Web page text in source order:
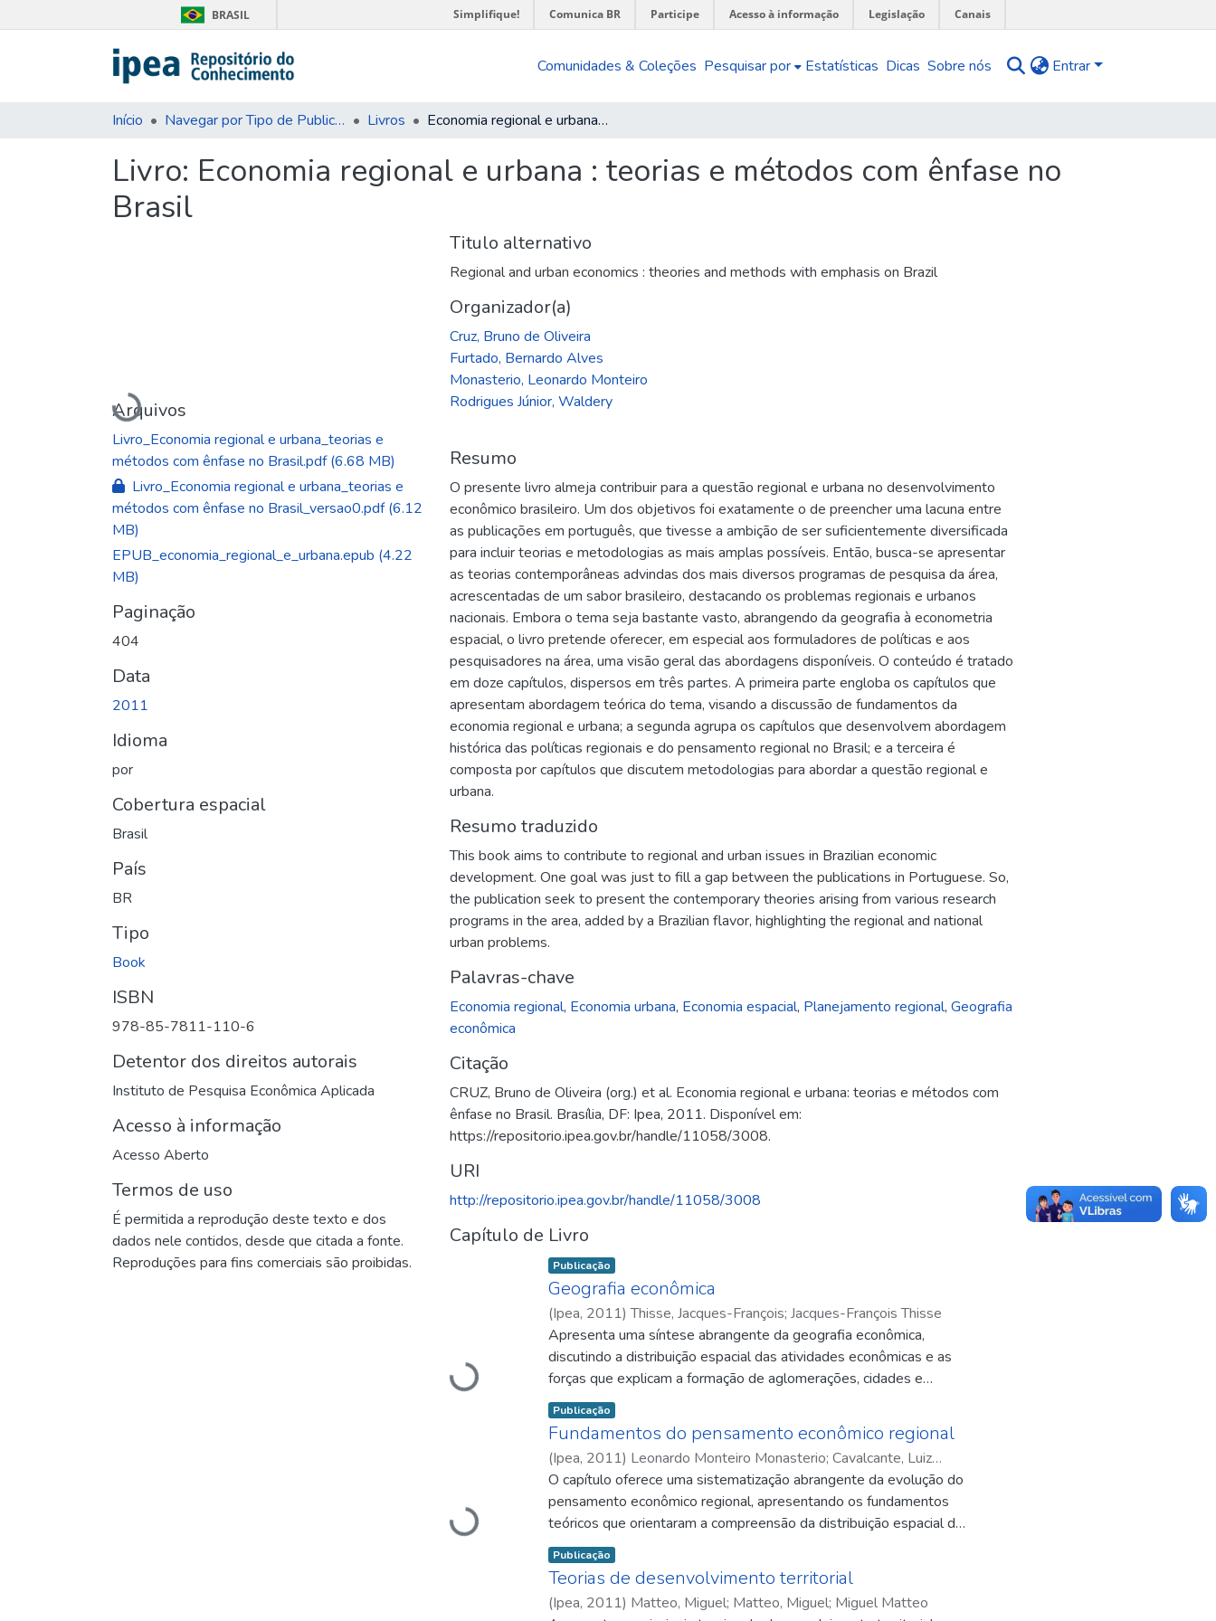
BRASIL Simplifique! Comunica BR Participe Acesso à informação Legislação Canais
Comunidades & Coleções Pesquisar por Estatísticas Dicas Sobre nós Entrar
Início Navegar por Tipo de Publicação Livros Economia regional e urbana : teorias e métodos com ênfase no Brasil
Livro: Economia regional e urbana : teorias e métodos com ênfase no
Brasil
Carregando...
Arquivos
Livro_Economia regional e urbana_teorias e
métodos com ênfase no Brasil.pdf(6.68 MB)
Livro_Economia regional e urbana_teorias e
métodos com ênfase no Brasil_versao0.pdf(6.12
MB)
EPUB_economia_regional_e_urbana.epub (4.22
MB)
Paginação
404
Data
2011
Idioma
por
Cobertura espacial
Brasil
País
BR
Tipo
Book
ISBN
978-85-7811-110-6
Detentor dos direitos autorais
Instituto de Pesquisa Econômica Aplicada
Acesso à informação
Acesso Aberto
Termos de uso
É permitida a reprodução deste texto e dos
dados nele contidos, desde que citada a fonte.
Reproduções para fins comerciais são proibidas.
Titulo alternativo
Regional and urban economics : theories and methods with emphasis on Brazil
Organizador(a)
Cruz, Bruno de Oliveira
Furtado, Bernardo Alves
Monasterio, Leonardo Monteiro
Rodrigues Júnior, Waldery
Resumo
O presente livro almeja contribuir para a questão regional e urbana no desenvolvimento
econômico brasileiro. Um dos objetivos foi exatamente o de preencher uma lacuna entre
as publicações em português, que tivesse a ambição de ser suficientemente diversificada
para incluir teorias e metodologias as mais amplas possíveis. Então, busca-se apresentar
as teorias contemporâneas advindas dos mais diversos programas de pesquisa da área,
acrescentadas de um sabor brasileiro, destacando os problemas regionais e urbanos
nacionais. Embora o tema seja bastante vasto, abrangendo da geografia à econometria
espacial, o livro pretende oferecer, em especial aos formuladores de políticas e aos
pesquisadores na área, uma visão geral das abordagens disponíveis. O conteúdo é tratado
em doze capítulos, dispersos em três partes. A primeira parte engloba os capítulos que
apresentam abordagem teórica do tema, visando a discussão de fundamentos da
economia regional e urbana; a segunda agrupa os capítulos que desenvolvem abordagem
histórica das políticas regionais e do pensamento regional no Brasil; e a terceira é
composta por capítulos que discutem metodologias para abordar a questão regional e
urbana.
Resumo traduzido
This book aims to contribute to regional and urban issues in Brazilian economic
development. One goal was just to fill a gap between the publications in Portuguese. So,
the publication seek to present the contemporary theories arising from various research
programs in the area, added by a Brazilian flavor, highlighting the regional and national
urban problems.
Palavras-chave
Economia regional, Economia urbana, Economia espacial, Planejamento regional,Geografia
econômica
Citação
CRUZ, Bruno de Oliveira (org.) et al. Economia regional e urbana: teorias e métodos com
ênfase no Brasil. Brasília, DF: Ipea, 2011. Disponível em:
https://repositorio.ipea.gov.br/handle/11058/3008.
URI
http://repositorio.ipea.gov.br/handle/11058/3008
Capítulo de Livro
Carregando...
Item type:
Publicação ,
Geografia econômica
(Ipea, 2011)Thisse, Jacques-François;Jacques-François Thisse
Apresenta uma síntese abrangente da geografia econômica,
discutindo a distribuição espacial das atividades econômicas e as
forças que explicam a formação de aglomerações, cidades e
desigualdades regionais. Partindo das contribuições clássicas de
Thünen, Hotelling e Krugman, o texto aborda temas como uso do
solo, economia urbana, competição espacial, equilíbrio geral,
retornos crescentes, custos de transporte e externalidades;
descreve a evolução teórica desde os primeiros modelos
locacionais até a nova geografia econômica; destaca o papel das
economias de aglomeração, da competição imperfeita e da
mobilidade dos fatores para explicar padrões de concentração e
dispersão; e discute limitações, avanços metodológicos e desafios
atuais, como hierarquia urbana, congestionamento, inovação e
Carregando...
Item type:
Publicação ,
Fundamentos do pensamento econômico regional
(Ipea, 2011) Leonardo Monteiro Monasterio;Cavalcante, Luiz
Ricardo;Leonardo Monasterio;Luiz Ricardo Cavalcante
O capítulo oferece uma sistematização abrangente da evolução do
pensamento econômico regional, apresentando os fundamentos
teóricos que orientaram a compreensão da distribuição espacial das
atividades econômicas do século XIX à metade do século XX. Parte
das teorias clássicas da localização – como Thünen, Weber,
Christaller, Lösch e Isard – destacando os mecanismos locacionais
baseados em custos de transporte, rendas diferenciais e formas
Item type:
Publicação ,
Teorias de desenvolvimento territorial
(Ipea, 2011) Matteo, Miguel; Matteo, Miguel; Miguel Matteo